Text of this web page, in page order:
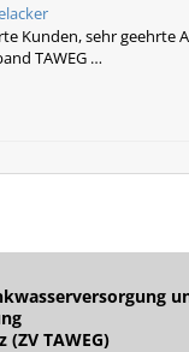
Kunden, sehr geehrte
TAWEG …
(ZV TAWEG)